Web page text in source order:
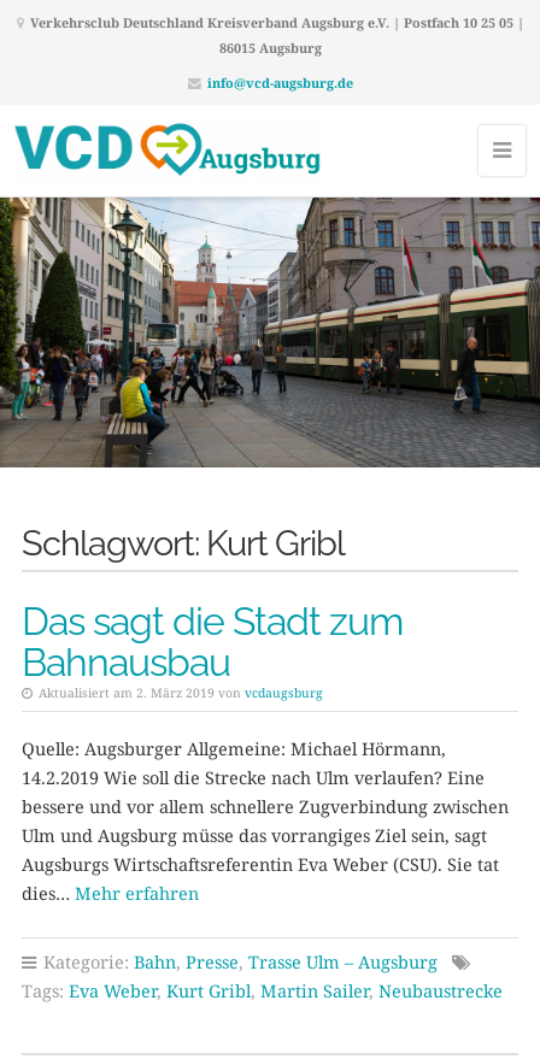
Verkehrsclub Deutschland Kreisverband Augsburg e.V. | Postfach 10 25 05 |
86015 Augsburg
info@vcd-augsburg.de
Schlagwort: Kurt Gribl
Das sagt die Stadt zum
Bahnausbau
Aktualisiert am 2. März 2019 von vcdaugsburg
Quelle: Augsburger Allgemeine: Michael Hörmann,
14.2.2019 Wie soll die Strecke nach Ulm verlaufen? Eine
bessere und vor allem schnellere Zugverbindung zwischen
Ulm und Augsburg müsse das vorrangiges Ziel sein, sagt
Augsburgs Wirtschaftsreferentin Eva Weber (CSU). Sie tat
dies… Mehr erfahren
Kategorie: Bahn, Presse, Trasse Ulm – Augsburg
Tags: Eva Weber, Kurt Gribl, Martin Sailer, Neubaustrecke